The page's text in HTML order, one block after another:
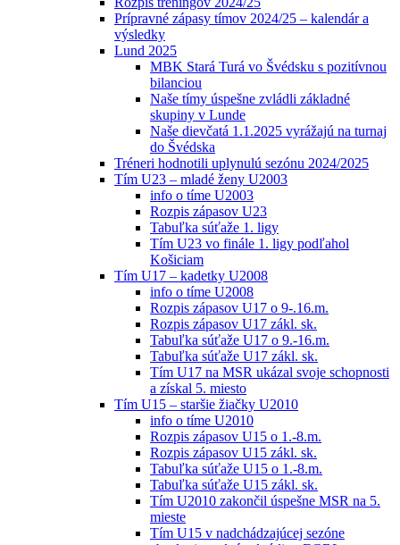
Prípravné zápasy tímov 2024/25 – kalendár a
výsledky
Lund 2025
MBK Stará Turá vo Švédsku s pozitívnou
bilanciou
Naše tímy úspešne zvládli základné
skupiny v Lunde
Naše dievčatá 1.1.2025 vyrážajú na turnaj
do Švédska
Tréneri hodnotili uplynulú sezónu 2024/2025
Tím U23 – mladé ženy U2003
info o tíme U2003
Rozpis zápasov U23
Tabuľka súťaže 1. ligy
Tím U23 vo finále 1. ligy podľahol
Košiciam
Tím U17 – kadetky U2008
info o tíme U2008
Rozpis zápasov U17 o 9-.16.m.
Rozpis zápasov U17 zákl. sk.
Tabuľka súťaže U17 o 9.-16.m.
Tabuľka súťaže U17 zákl. sk.
Tím U17 na MSR ukázal svoje schopnosti
a získal 5. miesto
Tím U15 – staršie žiačky U2010
info o tíme U2010
Rozpis zápasov U15 o 1.-8.m.
Rozpis zápasov U15 zákl. sk.
Tabuľka súťaže U15 o 1.-8.m.
Tabuľka súťaže U15 zákl. sk.
Tím U2010 zakončil úspešne MSR na 5.
mieste
Tím U15 v nadchádzajúcej sezóne